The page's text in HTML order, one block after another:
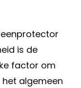
is de
factor om
het algemeen